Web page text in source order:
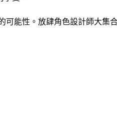
能性。放肆角色設計師大集合